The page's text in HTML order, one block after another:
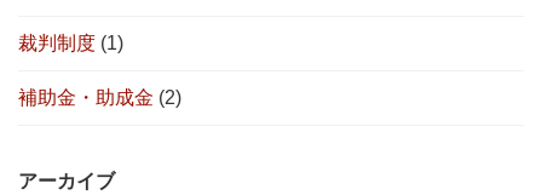
裁判制度 (1)
補助金・助成金 (2)
アーカイブ